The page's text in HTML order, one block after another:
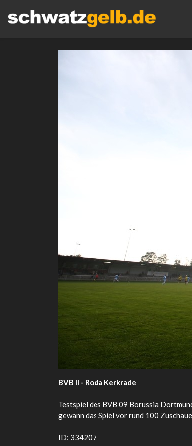
BVB II - Roda Kerkrade
Testspiel des BVB 09 Borussia
gewann das Spiel vor rund 100
ID: 334207